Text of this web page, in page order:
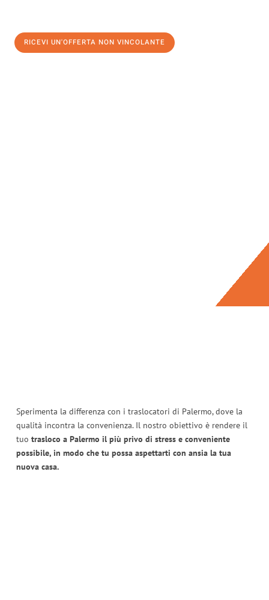
RICEVI UN'OFFERTA NON VINCOLANTE
Sperimenta la differenza con i traslocatori di Palermo, dove la
qualità incontra la convenienza. Il nostro obiettivo è rendere il
tuo trasloco a Palermo il più privo di stress e conveniente
possibile, in modo che tu possa aspettarti con ansia la tua
nuova casa.